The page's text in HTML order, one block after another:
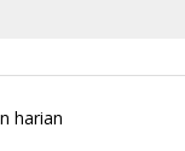
harian